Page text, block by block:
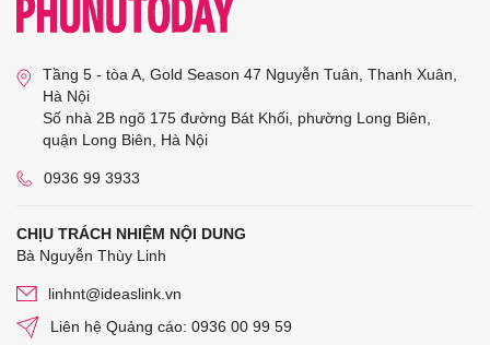
Tầng 5 - tòa A, Gold Season 47 Nguyễn Tuân, Thanh Xuân,
Hà Nội
Số nhà 2B ngõ 175 đường Bát Khối, phường Long Biên,
quận Long Biên, Hà Nội
0936 99 3933
CHỊU TRÁCH NHIỆM NỘI DUNG
Bà Nguyễn Thùy Linh
linhnt@ideaslink.vn
Liên hệ Quảng cáo: 0936 00 99 59